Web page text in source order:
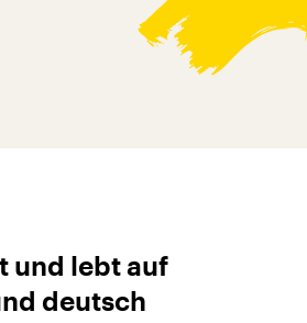
und lebt auf
deutsch